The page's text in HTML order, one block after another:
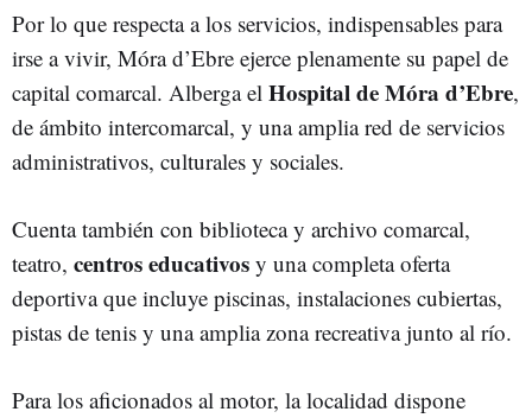
Por lo que respecta a los servicios, indispensables para
irse a vivir, Móra d’Ebre ejerce plenamente su papel de
capital comarcal. Alberga el Hospital de Móra d’Ebre,
de ámbito intercomarcal, y una amplia red de servicios
administrativos, culturales y sociales.
Cuenta también con biblioteca y archivo comarcal,
teatro, centros educativos y una completa oferta
deportiva que incluye piscinas, instalaciones cubiertas,
pistas de tenis y una amplia zona recreativa junto al río.
Para los aficionados al motor, la localidad dispone